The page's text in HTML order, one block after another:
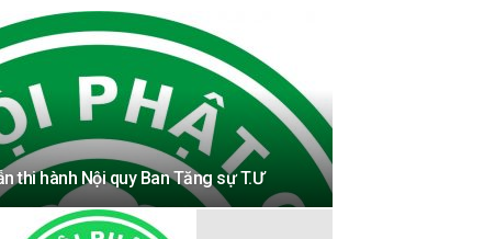
thi hành Nội quy Ban Tăng sự T.Ư